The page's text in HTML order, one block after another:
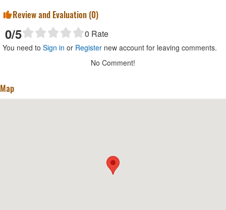
Review and Evaluation (0)
0/5 0 Rate
You need to Sign in or Register new account for leaving comments.
No Comment!
Map